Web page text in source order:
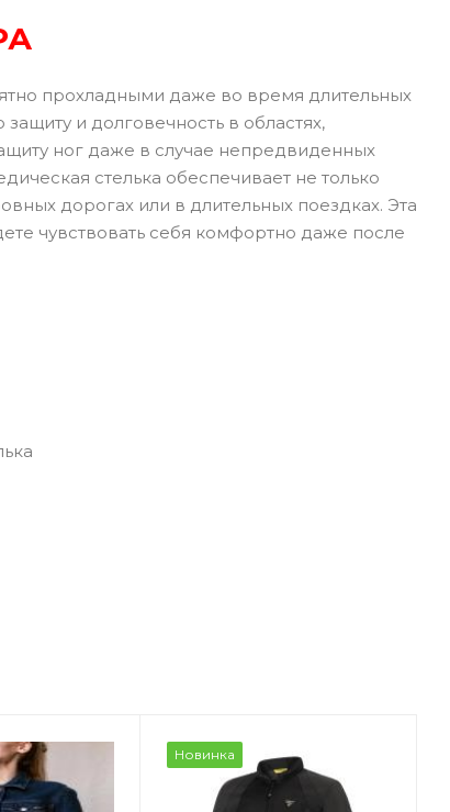
прохладными даже во время длительных
и долговечность в областях,
ног даже в случае непредвиденных
стелька обеспечивает не только
дорогах или в длительных поездках. Эта
чувствовать себя комфортно даже после
Новинка